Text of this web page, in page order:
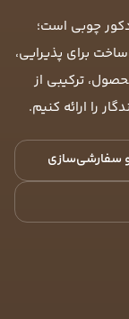
چوبی است؛
برای پذیرایی،
ترکیبی از
را ارائه کنیم.
سفارشی‌سازی